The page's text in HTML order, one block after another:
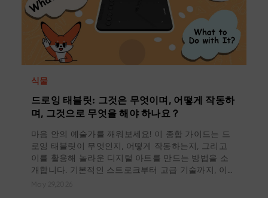
식물
드로잉 태블릿: 그것은 무엇이며, 어떻게 작동하
며, 그것으로 무엇을 해야 하나요？
마음 안의 예술가를 깨워보세요! 이 종합 가이드는 드
로잉 태블릿이 무엇인지, 어떻게 작동하는지, 그리고
이를 활용해 놀라운 디지털 아트를 만드는 방법을 소
개합니다. 기본적인 스트로크부터 고급 기술까지, 이